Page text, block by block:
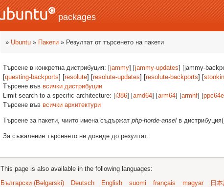
packages
» Ubuntu » Пакети » Резултат от търсенето на пакети
Търсене в конкретна дистрибуция: [jammy] [jammy-updates] [jammy-
[questing-backports] [resolute] [resolute-updates] [resolute-backports] [
Търсене във всички дистрибуции
Limit search to a specific architecture: [i386] [amd64] [arm64] [armhf] [ppc64el
Търсене във всички архитектури
Търсене за пакети, чиито имена съдържат php-horde-ansel в
За съжаление търсенето не доведе до резултат.
This page is also available in the following languages:
Български (Bəlgarski)
Deutsch English suomi français magyar 日